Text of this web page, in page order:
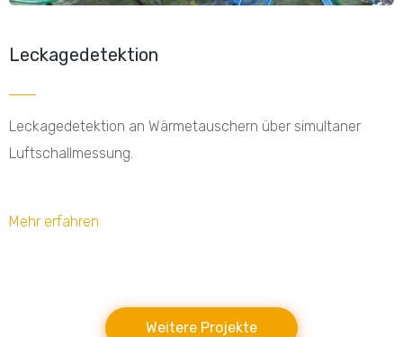
Leckagedetektion
Leckagedetektion an Wärmetauschern über simultaner
Luftschallmessung.
Mehr erfahren
Weitere Projekte